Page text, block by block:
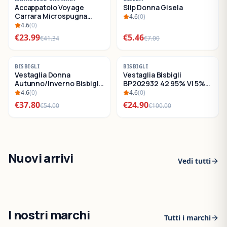
SALDI
Accappatoio Voyage
Carrara Microspugna
Cotone
4.6(0)
€23.99€41.34
SALDI
Slip Donna Gisela
4.6(0)
€5.46€7.00
-30 %
SALDI
BISBIGLI
Vestaglia Donna
Autunno/Inverno Bisbigli
BO288632
4.6(0)
€37.80€54.00
-75 %
SALDI
BISBIGLI
Vestaglia Bisbigli
BP202932 42 95% VI 5%
EA4.6(0)
€24.90€100.00
Nuovi arrivi Vedi tutti
I nostri marchi Tutti i marchi